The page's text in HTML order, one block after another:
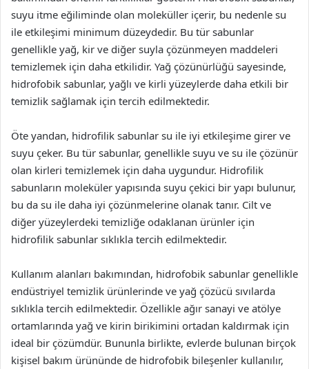
suyu itme eğiliminde olan moleküller içerir, bu nedenle su
ile etkileşimi minimum düzeydedir. Bu tür sabunlar
genellikle yağ, kir ve diğer suyla çözünmeyen maddeleri
temizlemek için daha etkilidir. Yağ çözünürlüğü sayesinde,
hidrofobik sabunlar, yağlı ve kirli yüzeylerde daha etkili bir
temizlik sağlamak için tercih edilmektedir.
Öte yandan, hidrofilik sabunlar su ile iyi etkileşime girer ve
suyu çeker. Bu tür sabunlar, genellikle suyu ve su ile çözünür
olan kirleri temizlemek için daha uygundur. Hidrofilik
sabunların moleküler yapısında suyu çekici bir yapı bulunur,
bu da su ile daha iyi çözünmelerine olanak tanır. Cilt ve
diğer yüzeylerdeki temizliğe odaklanan ürünler için
hidrofilik sabunlar sıklıkla tercih edilmektedir.
Kullanım alanları bakımından, hidrofobik sabunlar genellikle
endüstriyel temizlik ürünlerinde ve yağ çözücü sıvılarda
sıklıkla tercih edilmektedir. Özellikle ağır sanayi ve atölye
ortamlarında yağ ve kirin birikimini ortadan kaldırmak için
ideal bir çözümdür. Bununla birlikte, evlerde bulunan birçok
kişisel bakım ürününde de hidrofobik bileşenler kullanılır,